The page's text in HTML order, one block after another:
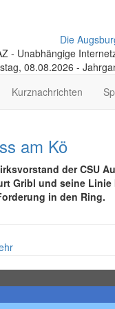
Die
- Unabhängige
08.08.2026 -
Kurznachrichten
am Kö
der CSU
Gribl und seine
in den Ring.